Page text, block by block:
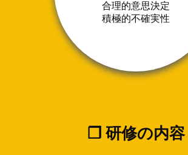
合理的意思決定
積極的不確実性
❐ 研修の内容